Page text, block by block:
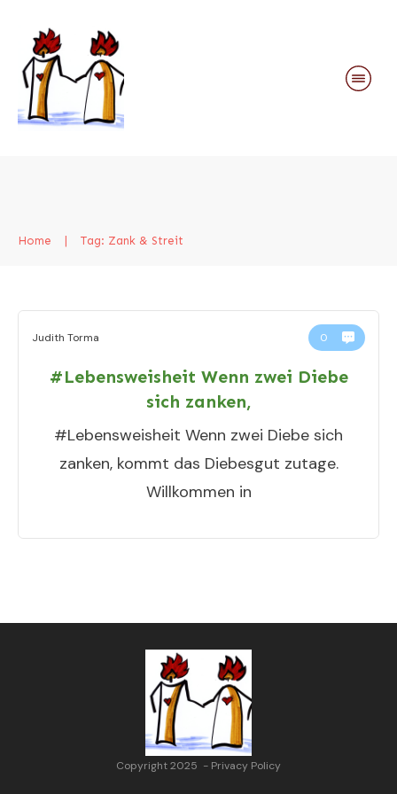
Home Tag: Zank & Streit
Judith Torma 0
#Lebensweisheit Wenn zwei Diebe
sich zanken,
#Lebensweisheit Wenn zwei Diebe sich
zanken, kommt das Diebesgut zutage.
Willkommen in
Copyright 2025 - Privacy Policy